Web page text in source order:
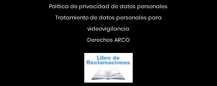
Política de privacidad de datos personales
Tratamiento de datos personales para
videovigilancia
Derechos ARCO